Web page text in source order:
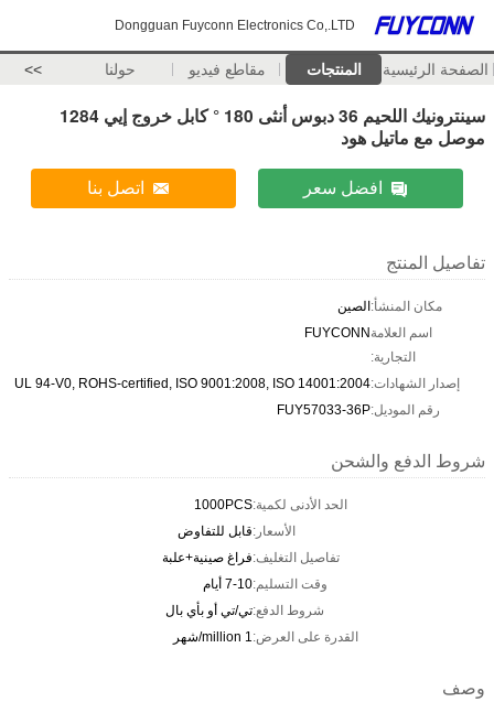
Dongguan Fuyconn Electronics Co,.LTD
الصفحة الرئيسية المنتجات مقاطع فيديو حولنا >>
سينترونيك اللحيم 36 دبوس أنثى 180 ° كابل خروج إيي 1284
موصل مع ماتيل هود
افضل سعر اتصل بنا
تفاصيل المنتج
مكان المنشأ:الصين
اسم العلامة
التجارية:
FUYCONN
إصدار الشهادات:UL 94-V0, ROHS-certified, ISO 9001:2008, ISO 14001:2004
رقم الموديل:FUY57033-36P
شروط الدفع والشحن
الحد الأدنى لكمية:1000PCS
الأسعار:قابل للتفاوض
تفاصيل التغليف:فراغ صينية+علبة
وقت التسليم:7-10 أيام
شروط الدفع:تي/تي أو بأي بال
القدرة على العرض:1 million/شهر
وصف